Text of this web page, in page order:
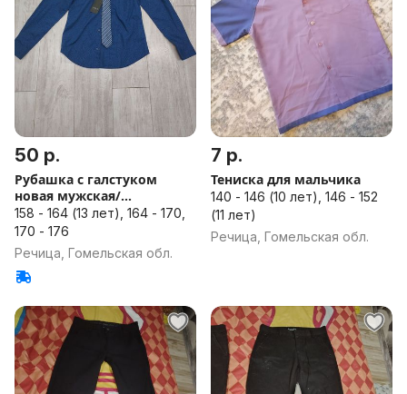
50 р.
Рубашка с галстуком
новая мужская/
подростковая
158 - 164 (13 лет), 164 - 170,
170 - 176
Речица, Гомельская обл.
7 р.
Тениска для мальчика
140 - 146 (10 лет), 146 - 152
(11 лет)
Речица, Гомельская обл.